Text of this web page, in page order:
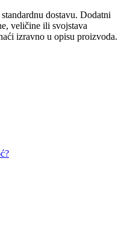
​​dostavu. Dodatni
veličine ili svojstava
izravno u opisu proizvoda.